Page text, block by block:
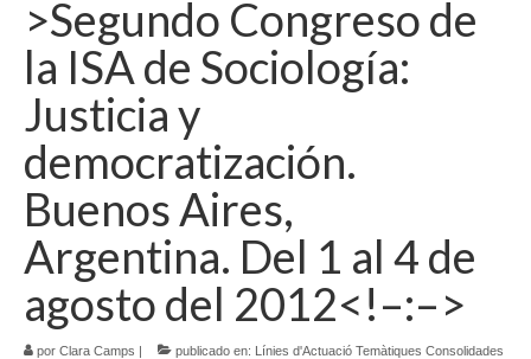
>Segundo Congreso de
la ISA de Sociología:
Justicia y
democratización.
Buenos Aires,
Argentina. Del 1 al 4 de
agosto del 2012<!–:–>
por Clara Camps | publicado en: Línies d'Actuació Temàtiques Consolidades